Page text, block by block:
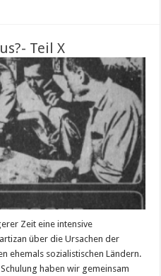
Teil X
Zeit eine intensive
über die Ursachen der
ehemals sozialistischen Ländern.
haben wir gemeinsam